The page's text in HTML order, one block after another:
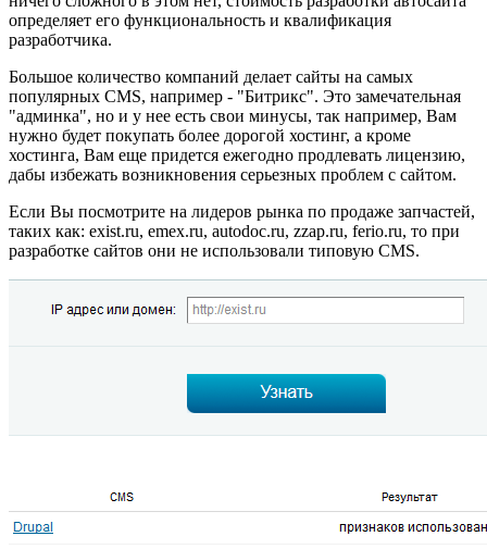
определяет его функциональность и квалификация
разработчика.
Большое количество компаний делает сайты на самых
популярных CMS, например - "Битрикс". Это замечательная
"админка", но и у нее есть свои минусы, так например, Вам
нужно будет покупать более дорогой хостинг, а кроме
хостинга, Вам еще придется ежегодно продлевать лицензию,
дабы избежать возникновения серьезных проблем с сайтом.
Если Вы посмотрите на лидеров рынка по продаже запчастей,
таких как: exist.ru, emex.ru, autodoc.ru, zzap.ru, ferio.ru, то при
разработке сайтов они не использовали типовую CMS.